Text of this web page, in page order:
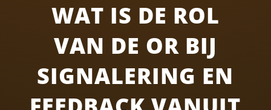
WAT IS DE ROL
VAN DE OR BIJ
SIGNALERING EN